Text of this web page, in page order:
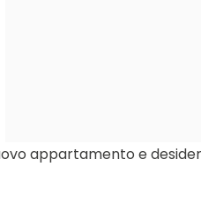
appartamento e